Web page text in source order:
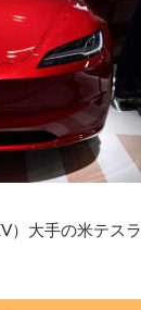
）大手の米テ